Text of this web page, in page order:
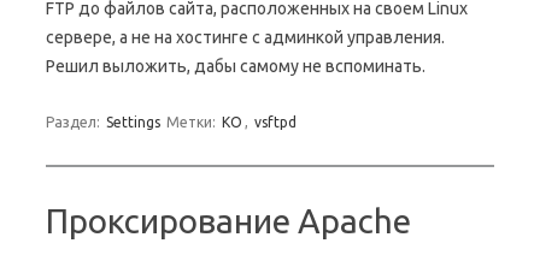
FTP до файлов сайта, расположенных на своем Linux
сервере, а не на хостинге с админкой управления.
Решил выложить, дабы самому не вспоминать.
Раздел: Settings Метки: KO , vsftpd
Проксирование Apache